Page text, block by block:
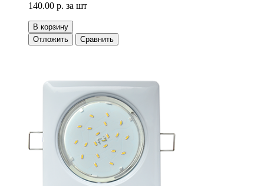
140.00 р. за шт
В корзину
Отложить
Сравнить